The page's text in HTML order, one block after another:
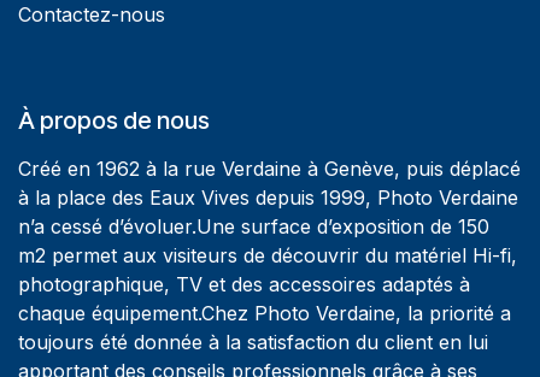
Contactez-nous
À propos de nous
Créé en 1962 à la rue Verdaine à Genève, puis déplacé
à la place des Eaux Vives depuis 1999, Photo Verdaine
n’a cessé d’évoluer.Une surface d’exposition de 150
m2 permet aux visiteurs de découvrir du matériel Hi-fi,
photographique, TV et des accessoires adaptés à
chaque équipement.Chez Photo Verdaine, la priorité a
toujours été donnée à la satisfaction du client en lui
apportant des conseils professionnels grâce à ses